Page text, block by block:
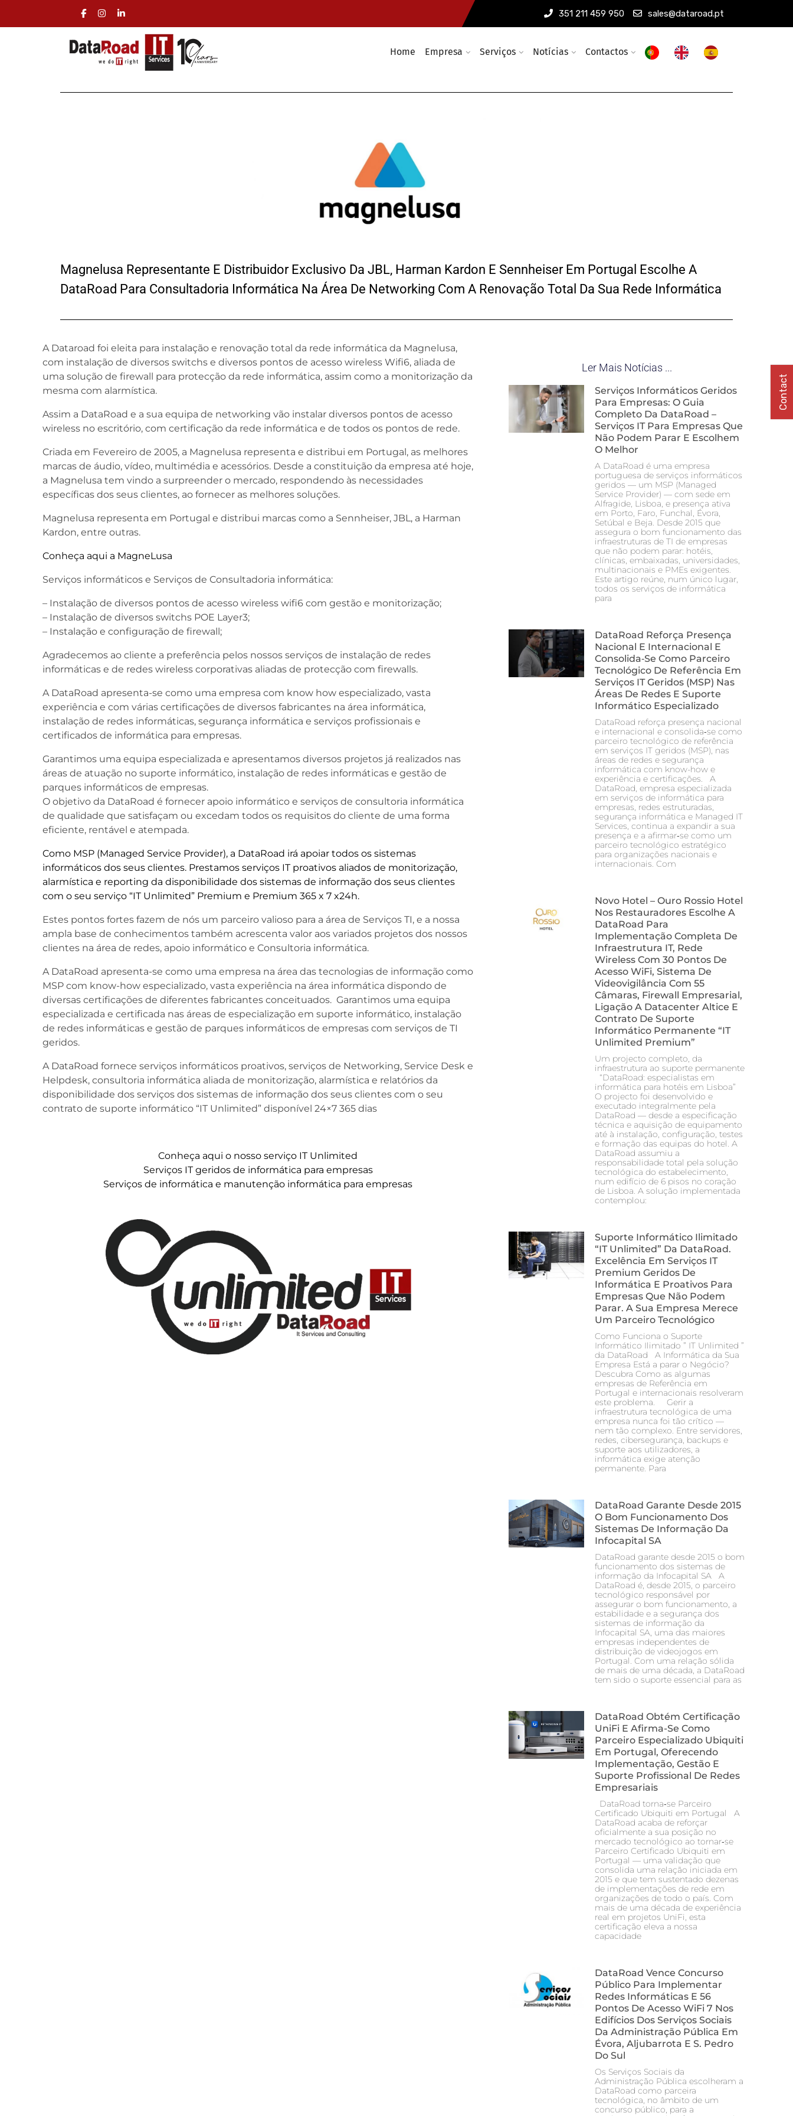
351 211 459 950 sales@dataroad.pt
Home Empresa Serviços Notícias Contactos
Magnelusa Representante E Distribuidor Exclusivo Da JBL, Harman Kardon E Sennheiser Em Portugal Escolhe A
DataRoad Para Consultadoria Informática Na Área De Networking Com A Renovação Total Da Sua Rede Informática
A Dataroad foi eleita para instalação e renovação total da rede informática da Magnelusa,
com instalação de diversos switchs e diversos pontos de acesso wireless Wifi6, aliada de
uma solução de firewall para protecção da rede informática, assim como a monitorização da
mesma com alarmística.
Assim a DataRoad e a sua equipa de networking vão instalar diversos pontos de acesso
wireless no escritório, com certificação da rede informática e de todos os pontos de rede.
Criada em Fevereiro de 2005, a Magnelusa representa e distribui em Portugal, as melhores
marcas de áudio, vídeo, multimédia e acessórios. Desde a constituição da empresa até hoje,
a Magnelusa tem vindo a surpreender o mercado, respondendo às necessidades
específicas dos seus clientes, ao fornecer as melhores soluções.
Magnelusa representa em Portugal e distribui marcas como a Sennheiser, JBL, a Harman
Kardon, entre outras.
Conheça aqui a MagneLusa
Serviços informáticos e Serviços de Consultadoria informática:
– Instalação de diversos pontos de acesso wireless wifi6 com gestão e monitorização;
– Instalação de diversos switchs POE Layer3;
– Instalação e configuração de firewall;
Agradecemos ao cliente a preferência pelos nossos serviços de instalação de redes
informáticas e de redes wireless corporativas aliadas de protecção com firewalls.
A DataRoad apresenta-se como uma empresa com know how especializado, vasta
experiência e com várias certificações de diversos fabricantes na área informática,
instalação de redes informáticas, segurança informática e serviços profissionais e
certificados de informática para empresas.
Garantimos uma equipa especializada e apresentamos diversos projetos já realizados nas
áreas de atuação no suporte informático, instalação de redes informáticas e gestão de
parques informáticos de empresas.
O objetivo da DataRoad é fornecer apoio informático e serviços de consultoria informática
de qualidade que satisfaçam ou excedam todos os requisitos do cliente de uma forma
eficiente, rentável e atempada.
Como MSP (Managed Service Provider), a DataRoad irá apoiar todos os sistemas
informáticos dos seus clientes. Prestamos serviços IT proativos aliados de monitorização,
alarmística e reporting da disponibilidade dos sistemas de informação dos seus clientes
com o seu serviço “IT Unlimited” Premium e Premium 365 x 7 x24h.
Estes pontos fortes fazem de nós um parceiro valioso para a área de Serviços TI, e a nossa
ampla base de conhecimentos também acrescenta valor aos variados projetos dos nossos
clientes na área de redes, apoio informático e Consultoria informática.
A DataRoad apresenta-se como uma empresa na área das tecnologias de informação como
MSP com know-how especializado, vasta experiência na área informática dispondo de
diversas certificações de diferentes fabricantes conceituados. Garantimos uma equipa
especializada e certificada nas áreas de especialização em suporte informático, instalação
de redes informáticas e gestão de parques informáticos de empresas com serviços de TI
geridos.
A DataRoad fornece serviços informáticos proativos, serviços de Networking, Service Desk e
Helpdesk, consultoria informática aliada de monitorização, alarmística e relatórios da
disponibilidade dos serviços dos sistemas de informação dos seus clientes com o seu
contrato de suporte informático “IT Unlimited” disponível 24×7 365 dias
Conheça aqui o nosso serviço IT Unlimited
Serviços IT geridos de informática para empresas
Serviços de informática e manutenção informática para empresas
Ler Mais Notícias ...
Serviços Informáticos Geridos
Para Empresas: O Guia
Completo Da DataRoad –
Serviços IT Para Empresas Que
Não Podem Parar E Escolhem
O Melhor
A DataRoad é uma empresa
portuguesa de serviços informáticos
geridos — um MSP (Managed
Service Provider) — com sede em
Alfragide, Lisboa, e presença ativa
em Porto, Faro, Funchal, Évora,
Setúbal e Beja. Desde 2015 que
assegura o bom funcionamento das
infraestruturas de TI de empresas
que não podem parar: hotéis,
clínicas, embaixadas, universidades,
multinacionais e PMEs exigentes.
Este artigo reúne, num único lugar,
todos os serviços de informática
para
DataRoad Reforça Presença
Nacional E Internacional E
Consolida‑se Como Parceiro
Tecnológico De Referência Em
Serviços IT Geridos (MSP) Nas
Áreas De Redes E Suporte
Informático Especializado
DataRoad reforça presença nacional
e internacional e consolida‑se como
parceiro tecnológico de referência
em serviços IT geridos (MSP), nas
áreas de redes e segurança
informática com know-how e
experiência e certificações. A
DataRoad, empresa especializada
em serviços de informática para
empresas, redes estruturadas,
segurança informática e Managed IT
Services, continua a expandir a sua
presença e a afirmar‑se como um
parceiro tecnológico estratégico
para organizações nacionais e
internacionais. Com
Novo Hotel – Ouro Rossio Hotel
Nos Restauradores Escolhe A
DataRoad Para
Implementação Completa De
Infraestrutura IT, Rede
Wireless Com 30 Pontos De
Acesso WiFi, Sistema De
Videovigilância Com 55
Câmaras, Firewall Empresarial,
Ligação A Datacenter Altice E
Contrato De Suporte
Informático Permanente “IT
Unlimited Premium”
Um projecto completo, da
infraestrutura ao suporte permanente
“DataRoad: especialistas em
informática para hotéis em Lisboa”
O projecto foi desenvolvido e
executado integralmente pela
DataRoad — desde a especificação
técnica e aquisição de equipamento
até à instalação, configuração, testes
e formação das equipas do hotel. A
DataRoad assumiu a
responsabilidade total pela solução
tecnológica do estabelecimento,
num edifício de 6 pisos no coração
de Lisboa. A solução implementada
contemplou:
Suporte Informático Ilimitado
“IT Unlimited” Da DataRoad.
Excelência Em Serviços IT
Premium Geridos De
Informática E Proativos Para
Empresas Que Não Podem
Parar. A Sua Empresa Merece
Um Parceiro Tecnológico
Como Funciona o Suporte
Informático Ilimitado ” IT Unlimited ”
da DataRoad A Informática da Sua
Empresa Está a parar o Negócio?
Descubra Como as algumas
empresas de Referência em
Portugal e internacionais resolveram
este problema. Gerir a
infraestrutura tecnológica de uma
empresa nunca foi tão crítico —
nem tão complexo. Entre servidores,
redes, cibersegurança, backups e
suporte aos utilizadores, a
informática exige atenção
permanente. Para
DataRoad Garante Desde 2015
O Bom Funcionamento Dos
Sistemas De Informação Da
Infocapital SA
DataRoad garante desde 2015 o bom
funcionamento dos sistemas de
informação da Infocapital SA A
DataRoad é, desde 2015, o parceiro
tecnológico responsável por
assegurar o bom funcionamento, a
estabilidade e a segurança dos
sistemas de informação da
Infocapital SA, uma das maiores
empresas independentes de
distribuição de videojogos em
Portugal. Com uma relação sólida
de mais de uma década, a DataRoad
tem sido o suporte essencial para as
DataRoad Obtém Certificação
UniFi E Afirma-Se Como
Parceiro Especializado Ubiquiti
Em Portugal, Oferecendo
Implementação, Gestão E
Suporte Profissional De Redes
Empresariais
DataRoad torna‑se Parceiro
Certificado Ubiquiti em Portugal A
DataRoad acaba de reforçar
oficialmente a sua posição no
mercado tecnológico ao tornar‑se
Parceiro Certificado Ubiquiti em
Portugal — uma validação que
consolida uma relação iniciada em
2015 e que tem sustentado dezenas
de implementações de rede em
organizações de todo o país. Com
mais de uma década de experiência
real em projetos UniFi, esta
certificação eleva a nossa
capacidade
DataRoad Vence Concurso
Público Para Implementar
Redes Informáticas E 56
Pontos De Acesso WiFi 7 Nos
Edifícios Dos Serviços Sociais
Da Administração Pública Em
Évora, Aljubarrota E S. Pedro
Do Sul
Os Serviços Sociais da
Administração Pública escolheram a
DataRoad como parceira
tecnológica, no âmbito de um
concurso público, para a
Contact